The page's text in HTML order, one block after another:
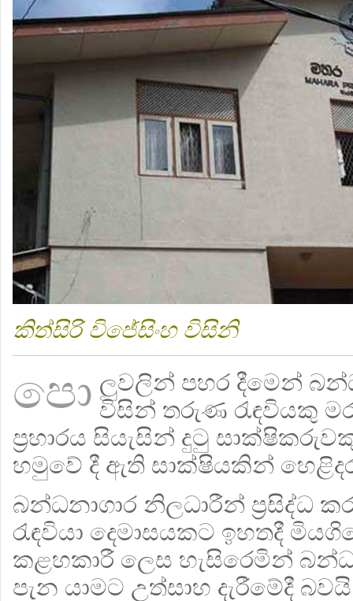
කිත්සිරි විජේසිංහ විසිනි
පො ලුවලින් පහර දීමෙන්
විසින් තරුණ රැඳවියකු
ප්‍රහාරය සියැසින් දුටු
හමුවේ දී ඇති සාක්ෂියකින්
බන්ධනාගාර නිලධාරීන් ප්‍රසිද්ධ
රැඳවියා දෙමාසයකට ඉහතදී
කළහකාරී ලෙස හැසිරෙමින්
පැන යාමට උත්සාහ දැරීමේදී